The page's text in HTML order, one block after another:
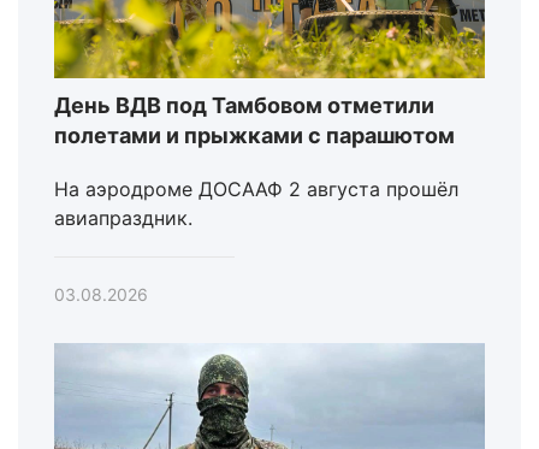
День ВДВ под Тамбовом отметили
полетами и прыжками с парашютом
На аэродроме ДОСААФ 2 августа прошёл
авиапраздник.
03.08.2026